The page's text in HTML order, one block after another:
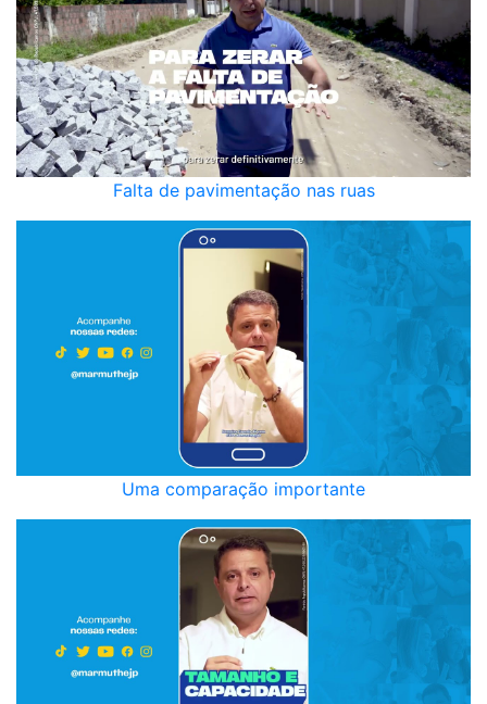
Falta de pavimentação nas ruas
Uma comparação importante